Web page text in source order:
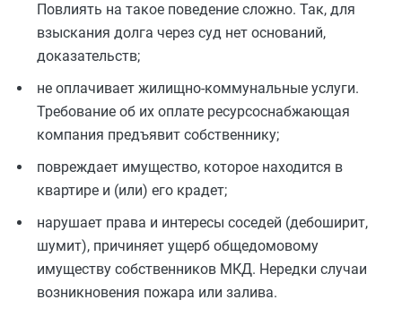
Повлиять на такое поведение сложно. Так, для
взыскания долга через суд нет оснований,
доказательств;
не оплачивает жилищно-коммунальные услуги.
Требование об их оплате ресурсоснабжающая
компания предъявит собственнику;
повреждает имущество, которое находится в
квартире и (или) его крадет;
нарушает права и интересы соседей (дебоширит,
шумит), причиняет ущерб общедомовому
имуществу собственников МКД. Нередки случаи
возникновения пожара или залива.